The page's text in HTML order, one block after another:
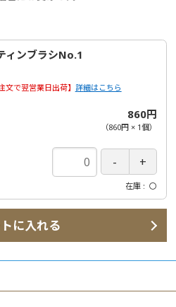
ィンブラシNo.1
文で翌営業日出荷】 詳細はこちら
860円
（860円× 1個）
在庫 〇
に入れる